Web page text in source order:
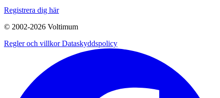
Registrera dig här
© 2002-2026 Voltimum
Regler och villkorDataskyddspolicy